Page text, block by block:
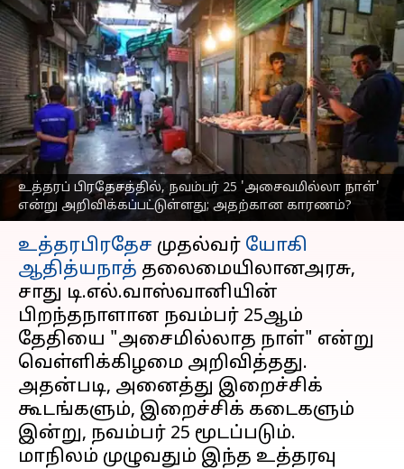
உத்தரப் பிரதேசத்தில், நவம்பர் 25 'அசைவமில்லா நாள்'
என்று அறிவிக்கப்பட்டுள்ளது; அதற்கான காரணம்?
உத்தரப் பிரதேசத்தில்,
நவம்பர் 25 'அசைவமில்லா
நாள்' என்று
அறிவிக்கப்பட்டுள்ளது;
அதற்கான காரணம்?
எழுதியவர் Venkatalakshmi V Nov 25, 2023 10:46 am
செய்தி முன்னோட்டம்
உத்தரபிரதேச முதல்வர் யோகி
ஆதித்யநாத் தலைமையிலானஅரசு,
சாது டி.எல்.வாஸ்வானியின்
பிறந்தநாளான நவம்பர் 25ஆம்
தேதியை "அசைமில்லாத நாள்" என்று
வெள்ளிக்கிழமை அறிவித்தது.
அதன்படி, அனைத்து இறைச்சிக்
கூடங்களும், இறைச்சிக் கடைகளும்
இன்று, நவம்பர் 25 மூடப்படும்.
மாநிலம் முழுவதும் இந்த உத்தரவு